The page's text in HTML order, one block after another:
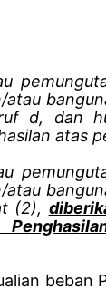
d, dan
atas
(2),
beban